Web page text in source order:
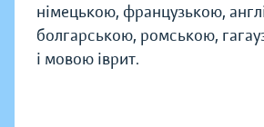
німецькою, французькою,
болгарською, ромською,
і мовою іврит.